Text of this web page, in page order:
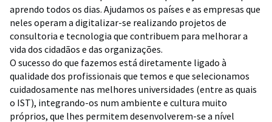
aprendo todos os dias. Ajudamos os países e as empresas que
neles operam a digitalizar-se realizando projetos de
consultoria e tecnologia que contribuem para melhorar a
vida dos cidadãos e das organizações.
O sucesso do que fazemos está diretamente ligado à
qualidade dos profissionais que temos e que selecionamos
cuidadosamente nas melhores universidades (entre as quais
o IST), integrando-os num ambiente e cultura muito
próprios, que lhes permitem desenvolverem-se a nível